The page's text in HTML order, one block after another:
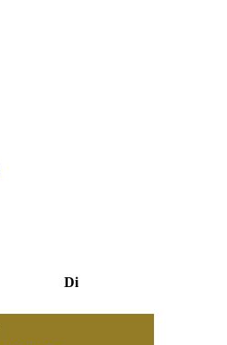
Di